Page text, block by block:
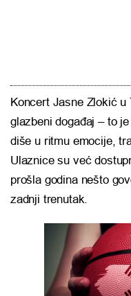
Koncert Jasne Zlokić
glazbeni događaj – to
diše u ritmu emocije,
Ulaznice su već
prošla godina nešto
zadnji trenutak.